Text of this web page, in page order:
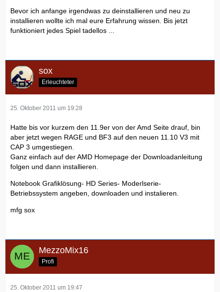
Bevor ich anfange irgendwas zu deinstallieren und neu zu
installieren wollte ich mal eure Erfahrung wissen. Bis jetzt
funktioniert jedes Spiel tadellos ...
sox
Erleuchteter
25. Oktober 2011 um 19:28
Hatte bis vor kurzem den 11.9er von der Amd Seite drauf, bin
aber jetzt wegen RAGE und BF3 auf den neuen 11.10 V3 mit
CAP 3 umgestiegen.
Ganz einfach auf der AMD Homepage der Downloadanleitung
folgen und dann installieren.
Notebook Grafiklösung- HD Series- Moderlserie-
Betriebssystem angeben, downloaden und instalieren.
mfg sox
MezzoMix16
Profi
25. Oktober 2011 um 19:47